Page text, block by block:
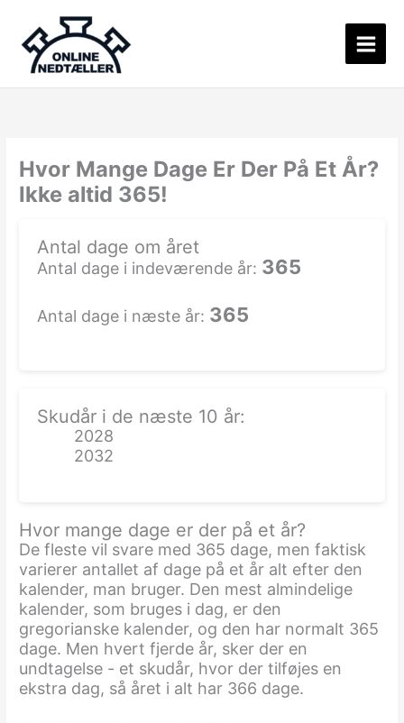
indholdet
Hvor Mange Dage Er Der På Et År?
Ikke altid 365!
Antal dage om året
Antal dage i indeværende år: 365
Antal dage i næste år: 365
Skudår i de næste 10 år:
2028
2032
Hvor mange dage er der på et år?
De fleste vil svare med 365 dage, men faktisk
varierer antallet af dage på et år alt efter den
kalender, man bruger. Den mest almindelige
kalender, som bruges i dag, er den
gregorianske kalender, og den har normalt 365
dage. Men hvert fjerde år, sker der en
undtagelse - et skudår, hvor der tilføjes en
ekstra dag, så året i alt har 366 dage.